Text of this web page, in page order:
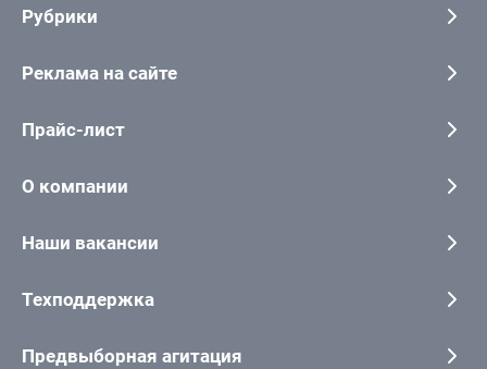
Рубрики
Реклама на сайте
Прайс-лист
О компании
Наши вакансии
Техподдержка
Предвыборная агитация